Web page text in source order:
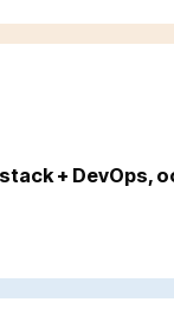
+ DevOps,